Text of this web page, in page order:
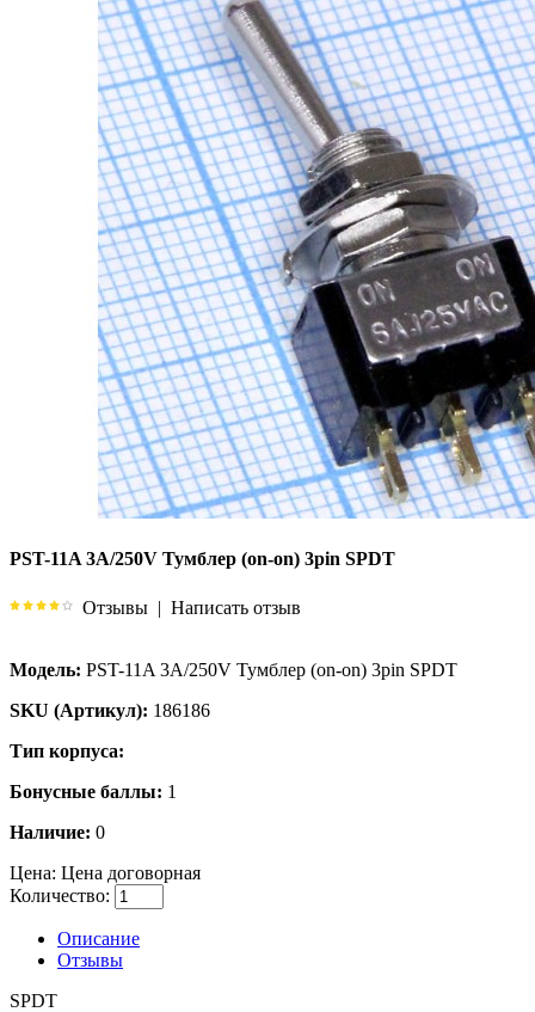
PST-11A 3A/250V Тумблер (on-on) 3pin SPDT
Отзывы | Написать отзыв
Модель: PST-11A 3A/250V Тумблер (on-on) 3pin SPDT
SKU (Артикул): 186186
Тип корпуса:
Бонусные баллы: 1
Наличие: 0
Цена: Цена договорная
Количество:
Описание
Отзывы
SPDT